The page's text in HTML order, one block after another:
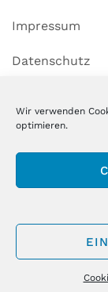
Wir verwenden
optimieren.
Impressum
Datenschutz
Copyright